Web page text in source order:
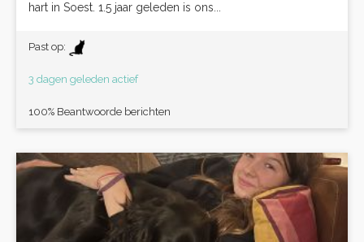
hart in Soest. 1.5 jaar geleden is ons...
Past op:
3 dagen geleden actief
100% Beantwoorde berichten